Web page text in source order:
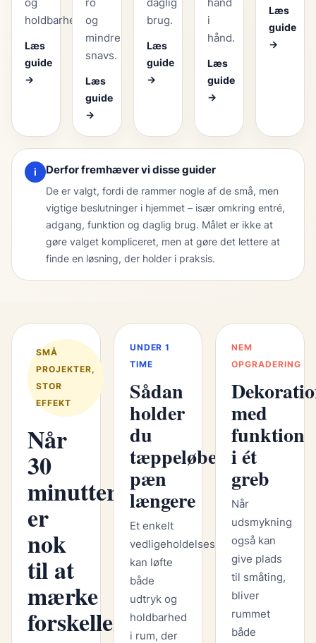
holdbarhed.
Læs
guide
→
og
mindre
snavs.
Læs
guide
→
brug.
Læs
guide
→
i
hånd.
Læs
guide
→
Læs
guide
→
i Derfor fremhæver vi disse guider
De er valgt, fordi de rammer nogle af de små, men
vigtige beslutninger i hjemmet – især omkring entré,
adgang, funktion og daglig brug. Målet er ikke at
gøre valget kompliceret, men at gøre det lettere at
finde en løsning, der holder i praksis.
SMÅ
PROJEKTER,
STOR
EFFEKT
Når
30
minutter
er
nok
til at
mærke
forskellen
UNDER 1
TIME
Sådan
holder
du
tæppeløberen
pæn
længere
Et enkelt
vedligeholdelsesgreb
kan løfte
både
udtryk og
holdbarhed
i rum, der
NEM
OPGRADERING
med
funktion
i ét
greb
Når
udsmykning
også kan
give plads
til småting,
bliver
rummet
både